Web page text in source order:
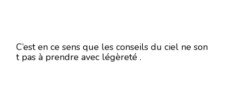
C’est en ce sens que les conseils du ciel ne son
t pas à prendre avec légèreté .